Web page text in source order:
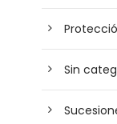
Sin